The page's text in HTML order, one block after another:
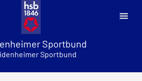
Sportbund
Sportbund